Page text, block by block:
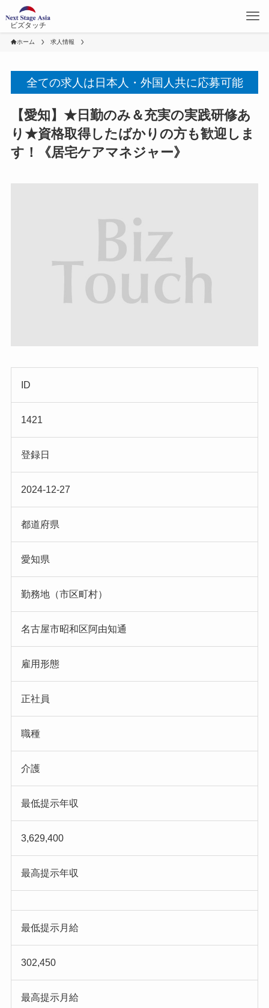
ビズタッチ
ホーム 求人情報
全ての求人は日本人・外国人共に応募可能
【愛知】★日勤のみ＆充実の実践研修あ
り★資格取得したばかりの方も歓迎しま
す！《居宅ケアマネジャー》
ID
1421
登録日
2024-12-27
都道府県
愛知県
勤務地（市区町村）
名古屋市昭和区阿由知通
雇用形態
正社員
職種
介護
最低提示年収
3,629,400
最高提示年収
最低提示月給
302,450
最高提示月給